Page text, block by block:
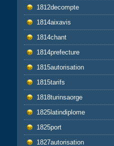
1812decompte
1814aixavis
1814chant
1814prefecture
1815autorisation
1815tarifs
1818turinsaorge
1825latindiplome
1825port
1827autorisation